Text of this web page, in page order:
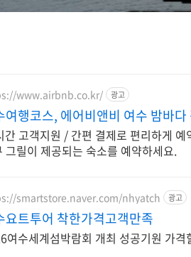
www.airbnb.co.kr/ 광고
여행코스, 에어비앤비 여수 밤바다
간 고객지원 / 간편 결제로 편리하게
그릴이 제공되는 숙소를 예약하세요.
smartstore.naver.com/nhyatch 광고
요트투어 착한가격고객만족
여수세계섬박람회 개최 성공기원 가